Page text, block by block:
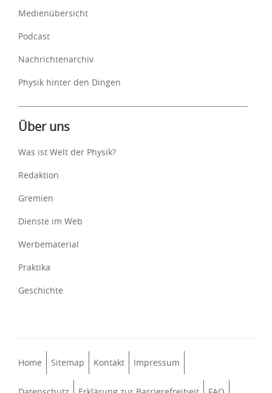
Medienübersicht
Podcast
Nachrichtenarchiv
Physik hinter den Dingen
Über uns
Was ist Welt der Physik?
Redaktion
Gremien
Dienste im Web
Werbematerial
Praktika
Geschichte
Home Sitemap Kontakt Impressum